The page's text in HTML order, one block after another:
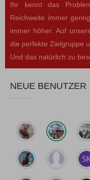
Ihr kennt das
Reichweite immer
immer höher. Auf
die perfekte Zielgruppe
Und das natürlich zu
NEUE BENUTZER